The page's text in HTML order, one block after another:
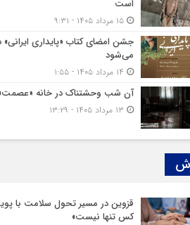
است
۱۵ مرداد ۱۴۰۵ - ۹:۳۱
جشن امضای کتاب «پایداری ایرانی»
می‌شود
آن شب وحشتناک در خانه
قزوین در مسیر تحول سلامت با
کس تنها نیست»